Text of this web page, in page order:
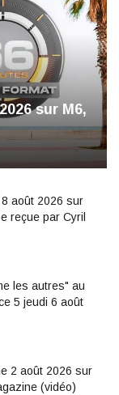
sur M6,
août 2026 sur
reçue par Cyril
les autres" au
5 jeudi 6 août
2 août 2026 sur
(vidéo)